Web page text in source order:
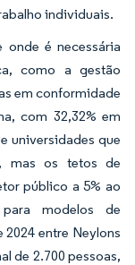
individuais.
é necessária
como a gestão
em conformidade
com 32,32% em
universidades que
mas os tetos de
público a 5% ao
modelos de
entre Neylons
de 2.700 pessoas,